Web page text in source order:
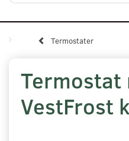
Termostater
Termostat
VestFrost